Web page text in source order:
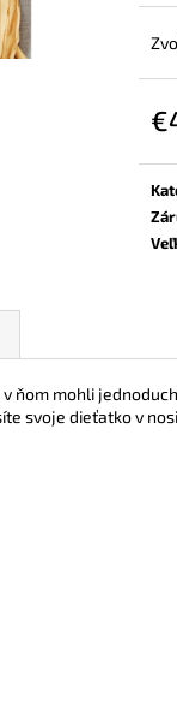
ňom mohli
svoje dieťatko v
BAMBUSOVÉ